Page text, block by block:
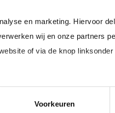
en marketing. Hiervoor
wij en onze partners
of via de knop
Voorkeuren
in loondienst uit
freelance
(of iemand